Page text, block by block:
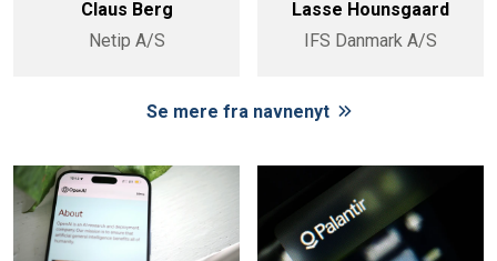
Claus Berg
Netip A/S
Lasse Hounsgaard
IFS Danmark A/S
Se mere fra navnenyt